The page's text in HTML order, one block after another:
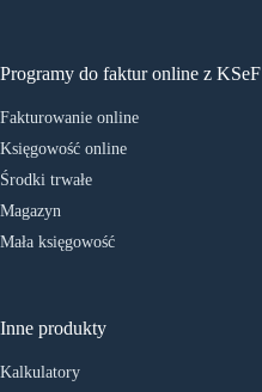
Programy do faktur online z KSeF
Fakturowanie online
Księgowość online
Środki trwałe
Magazyn
Mała księgowość
Inne produkty
Kalkulatory